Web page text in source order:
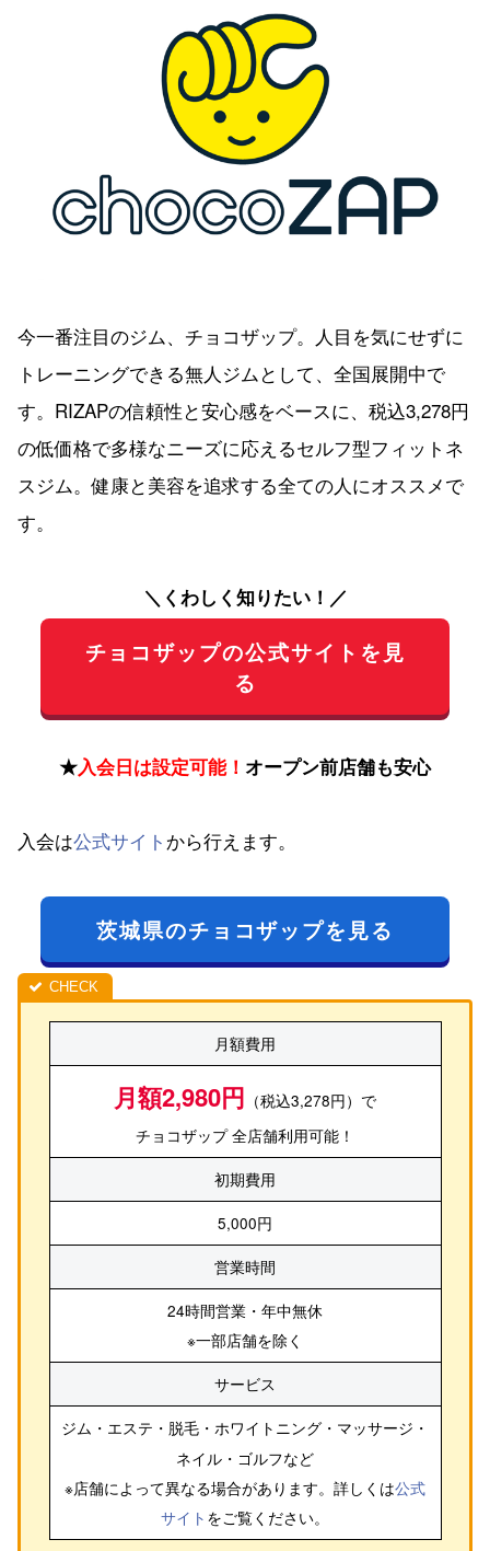
今一番注目のジム、チョコザップ。人目を気にせずに
トレーニングできる無人ジムとして、全国展開中で
す。RIZAPの信頼性と安心感をベースに、税込3,278円
の低価格で多様なニーズに応えるセルフ型フィットネ
スジム。健康と美容を追求する全ての人にオススメで
す。
＼くわしく知りたい！／
チョコザップの公式サイトを見
る
★入会日は設定可能！ オープン前店舗も安心
入会は公式サイト から行えます。
茨城県のチョコザップを見る
月額費用
月額2,980円 （税込3,278円）で
チョコザップ 全店舗利用可能！
初期費用
5,000円
営業時間
24時間営業・年中無休
※一部店舗を除く
サービス
ジム・エステ・脱毛・ホワイトニング・マッサージ・
ネイル・ゴルフなど
※店舗によって異なる場合があります。詳しくは公式
サイト をご覧ください。